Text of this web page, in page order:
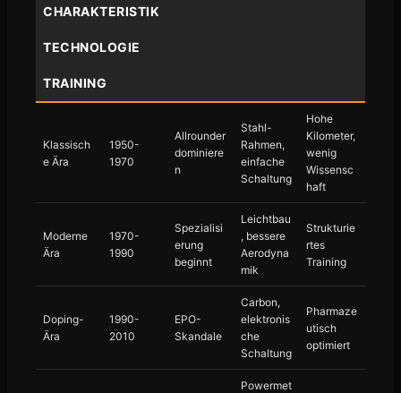
CHARAKTERISTIK
TECHNOLOGIE
TRAINING
Klassisch
e Ära
1950-
1970
Allrounder
dominiere
n
Stahl-
Rahmen,
einfache
Schaltung
Hohe
Kilometer,
wenig
Wissensc
haft
Moderne
Ära
1970-
1990
Spezialisi
erung
beginnt
Leichtbau
, bessere
Aerodyna
mik
Strukturie
rtes
Training
Doping-
Ära
1990-
2010
EPO-
Skandale
Carbon,
elektronis
che
Schaltung
Pharmaze
utisch
optimiert
Powermet